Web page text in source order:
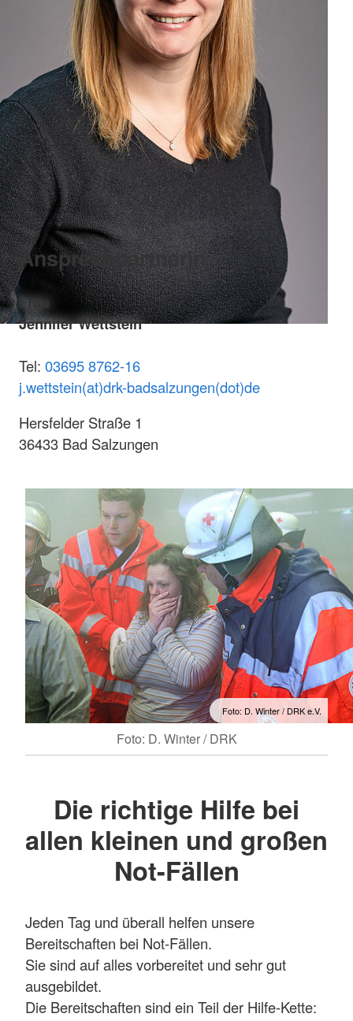
Ansprechpartnerin
Frau
Jennifer Wettstein
Tel: 03695 8762-16
j.wettstein(at)drk-badsalzungen(dot)de
Hersfelder Straße 1
36433 Bad Salzungen
Foto: D. Winter / DRK e.V.
Foto: D. Winter / DRK
Die richtige Hilfe bei
allen kleinen und großen
Not-Fällen
Jeden Tag und überall helfen unsere
Bereitschaften bei Not-Fällen.
Sie sind auf alles vorbereitet und sehr gut
ausgebildet.
Die Bereitschaften sind ein Teil der Hilfe-Kette: